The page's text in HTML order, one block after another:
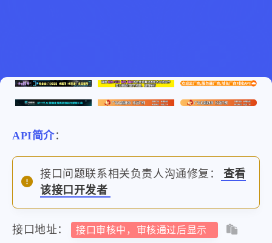
API简介：
接口问题联系相关负责人沟通修复：
查看
该接口开发者
接口地址： 接口审核中，审核通过后显示